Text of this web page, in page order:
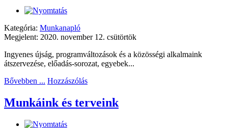
Kategória: Munkanapló
Megjelent: 2020. november 12. csütörtök
Ingyenes újság, programváltozások és a közösségi alkalmaink
átszervezése, előadás-sorozat, egyebek...
Bővebben ... Hozzászólás
Munkáink és terveink